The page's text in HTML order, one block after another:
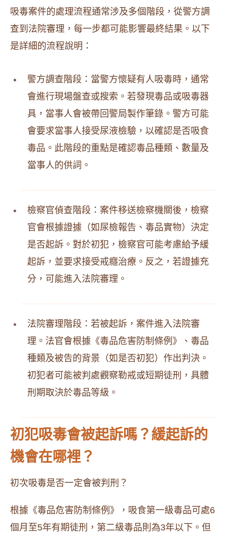
吸毒案件的處理流程通常涉及多個階段，從警方調
查到法院審理，每一步都可能影響最終結果。以下
是詳細的流程說明：
警方調查階段：當警方懷疑有人吸毒時，通常
會進行現場盤查或搜索。若發現毒品或吸毒器
具，當事人會被帶回警局製作筆錄。警方可能
會要求當事人接受尿液檢驗，以確認是否吸食
毒品。此階段的重點是確認毒品種類、數量及
當事人的供詞。
檢察官偵查階段：案件移送檢察機關後，檢察
官會根據證據（如尿檢報告、毒品實物）決定
是否起訴。對於初犯，檢察官可能考慮給予緩
起訴，並要求接受戒癮治療。反之，若證據充
分，可能進入法院審理。
法院審理階段：若被起訴，案件進入法院審
理。法官會根據《毒品危害防制條例》、毒品
種類及被告的背景（如是否初犯）作出判決。
初犯者可能被判處觀察勒戒或短期徒刑，具體
刑期取決於毒品等級。
初犯吸毒會被起訴嗎？緩起訴的
機會在哪裡？
初次吸毒是否一定會被判刑？
根據《毒品危害防制條例》，吸食第一級毒品可處6
個月至5年有期徒刑，第二級毒品則為3年以下。但